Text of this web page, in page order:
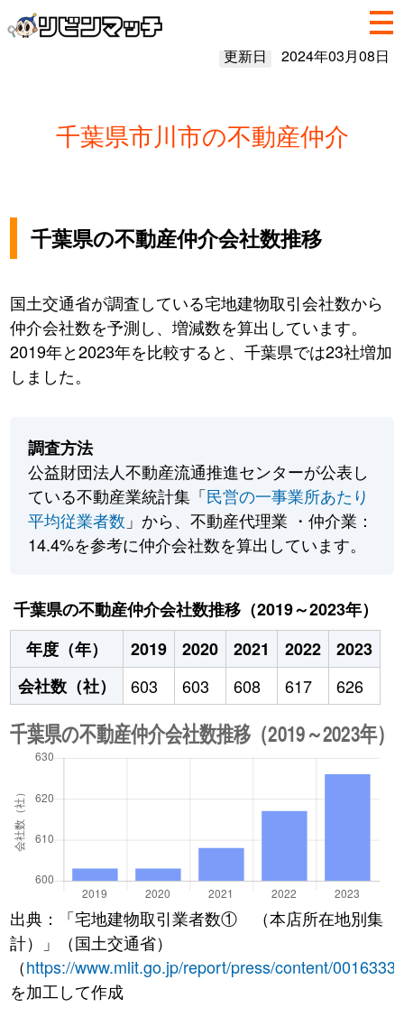
更新日 2024年03月08日
千葉県市川市の不動産仲介
千葉県の不動産仲介会社数推移
国土交通省が調査している宅地建物取引会社数から
仲介会社数を予測し、増減数を算出しています。
2019年と2023年を比較すると、千葉県では23社増加
しました。
調査方法
公益財団法人不動産流通推進センターが公表し
ている不動産業統計集「民営の一事業所あたり
平均従業者数 」から、不動産代理業 ・仲介業：
14.4%を参考に仲介会社数を算出しています。
千葉県の不動産仲介会社数推移（2019～2023年）
年度（年）
2019 2020 2021 2022
2023
会社数（社）
603 603 608 617 626
出典：「宅地建物取引業者数① （本店所在地別集
計）」（国土交通省）
（https://www.mlit.go.jp/report/press/content/
を加工して作成